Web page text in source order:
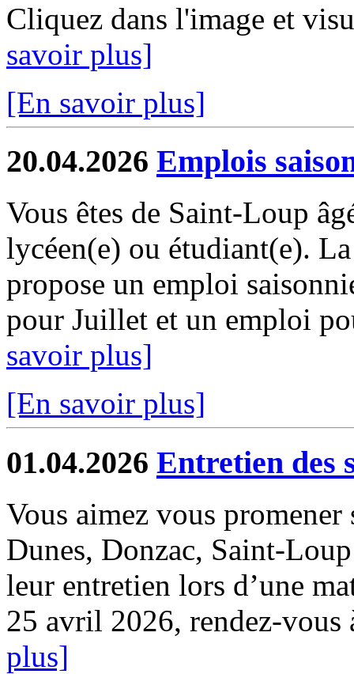
Cliquez dans l'image et
savoir plus]
[En savoir plus]
20.04.2026 Emplois
Vous êtes de Saint-Loup
lycéen(e) ou étudiant(e).
propose un emploi
pour Juillet et un emploi
savoir plus]
[En savoir plus]
01.04.2026 Entretien des
Vous aimez vous
Dunes, Donzac, Saint-
leur entretien lors d’une
25 avril 2026, rendez-vous
plus]